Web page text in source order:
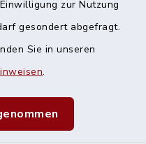
zur Nutzung
gesondert abgefragt.
Sie in unseren
.